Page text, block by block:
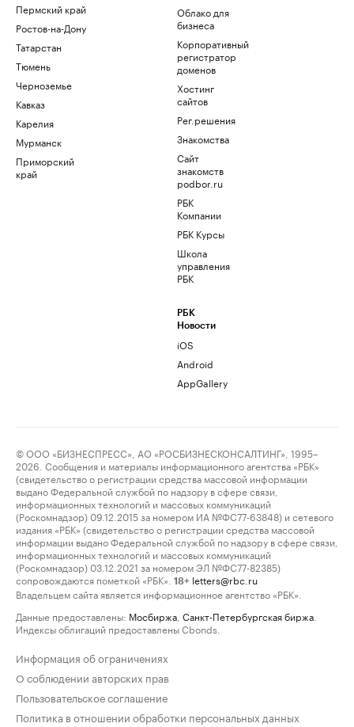
Пермский край
Ростов-на-Дону
Татарстан
Тюмень
Черноземье
Кавказ
Карелия
Мурманск
Приморский
край
Облако для
бизнеса
Корпоративный
регистратор
доменов
Хостинг
сайтов
Рег.решения
Знакомства
Сайт
знакомств
podbor.ru
РБК
Компании
РБК Курсы
Школа
управления
РБК
РБК
Новости
iOS
Android
AppGallery
© ООО «БИЗНЕСПРЕСС», АО «РОСБИЗНЕСКОНСАЛТИНГ», 1995–
2026. Сообщения и материалы информационного агентства «РБК»
(свидетельство о регистрации средства массовой информации
выдано Федеральной службой по надзору в сфере связи,
информационных технологий и массовых коммуникаций
(Роскомнадзор) 09.12.2015 за номером ИА №ФС77-63848) и сетевого
издания «РБК» (свидетельство о регистрации средства массовой
информации выдано Федеральной службой по надзору в сфере связи,
информационных технологий и массовых коммуникаций
(Роскомнадзор) 03.12.2021 за номером ЭЛ №ФС77-82385)
сопровождаются пометкой «РБК».
18+ letters@rbc.ru
Владельцем сайта является информационное агентство «РБК».
Данные предоставлены: Мосбиржа Санкт-Петербургская биржа
Индексы облигаций предоставлены Cbonds.
Информация об ограничениях
О соблюдении авторских прав
Пользовательское соглашение
Политика в отношении обработки персональных данных